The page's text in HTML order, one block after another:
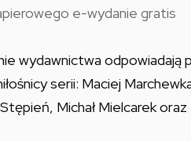
e-wydanie gratis
wydawnictwa odpowiadają
serii: Maciej
Stępień, Michał Mielcarek